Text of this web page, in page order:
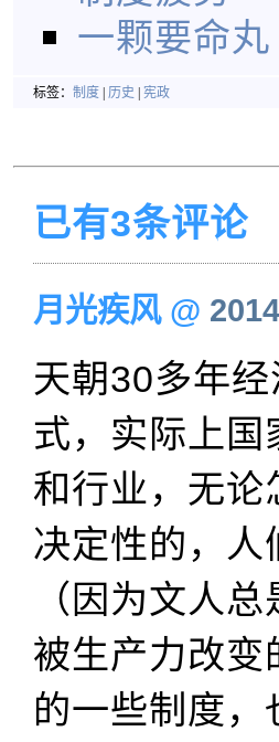
一颗要命丸
标签： 制度 历史 宪政
已有3条评论
月光疾风@
天朝30多年
式，实际上国
和行业，无论
决定性的，
（因为文人
被生产力改变
的一些制度